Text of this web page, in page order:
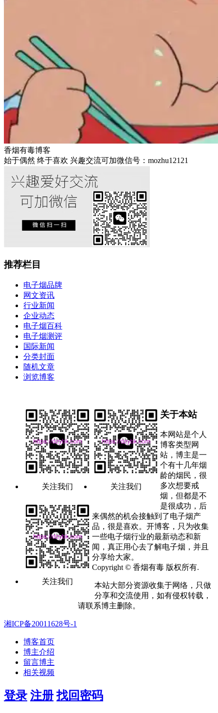
香烟有毒博客
始于偶然 终于喜欢 兴趣交流可加微信号：mozhu12121
推荐栏目
电子烟品牌
网文资讯
行业新闻
企业动态
电子烟百科
电子烟测评
国际新闻
分类封面
随机文章
浏览博客
关注我们 关注我们
关注我们
关于本站
本网站是个人
博客类型网
站，博主是一
个有十几年烟
龄的烟民，很
多次想要戒
烟，但都是不
是很成功，后
来偶然的机会接触到了电子烟产
品，很是喜欢。开博客，只为收集
一些电子烟行业的最新动态和新
闻，真正用心去了解电子烟，并且
分享给大家。
Copyright © 香烟有毒 版权所有.
本站大部分资源收集于网络，只做
分享和交流使用，如有侵权转载，
请联系博主删除。
湘ICP备20011628号-1
博客首页
博主介绍
留言博主
相关视频
登录 注册 找回密码